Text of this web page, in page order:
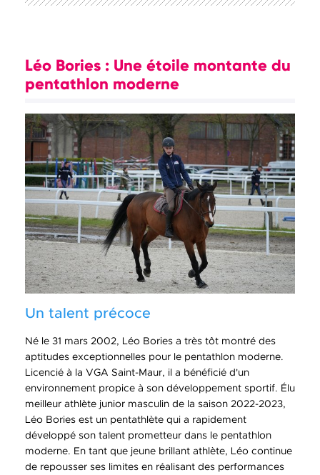
Léo Bories : Une étoile montante du
pentathlon moderne
Un talent précoce
Né le 31 mars 2002, Léo Bories a très tôt montré des
aptitudes exceptionnelles pour le pentathlon moderne.
Licencié à la VGA Saint-Maur, il a bénéficié d'un
environnement propice à son développement sportif. Élu
meilleur athlète junior masculin de la saison 2022-2023,
Léo Bories est un pentathlète qui a rapidement
développé son talent prometteur dans le pentathlon
moderne. En tant que jeune brillant athlète, Léo continue
de repousser ses limites en réalisant des performances